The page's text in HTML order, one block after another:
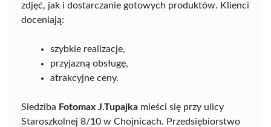
zdjęć, jak i dostarczanie gotowych produktów. Klienci
doceniają:
szybkie realizacje,
przyjazną obsługę,
atrakcyjne ceny.
Siedziba Fotomax J.Tupajka mieści się przy ulicy
Staroszkolnej 8/10 w Chojnicach. Przedsiębiorstwo